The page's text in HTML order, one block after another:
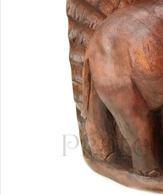
LUXUSNÍ DEKORACE PAPUA Z MUŠLÍ
COWRIE SHELL / XXL 75CM